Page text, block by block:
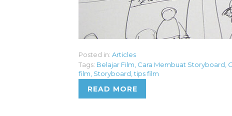
Posted in: Articles
Tags: Belajar Film, Cara Membuat Storyboard,
film, Storyboard,tips film
READ MORE